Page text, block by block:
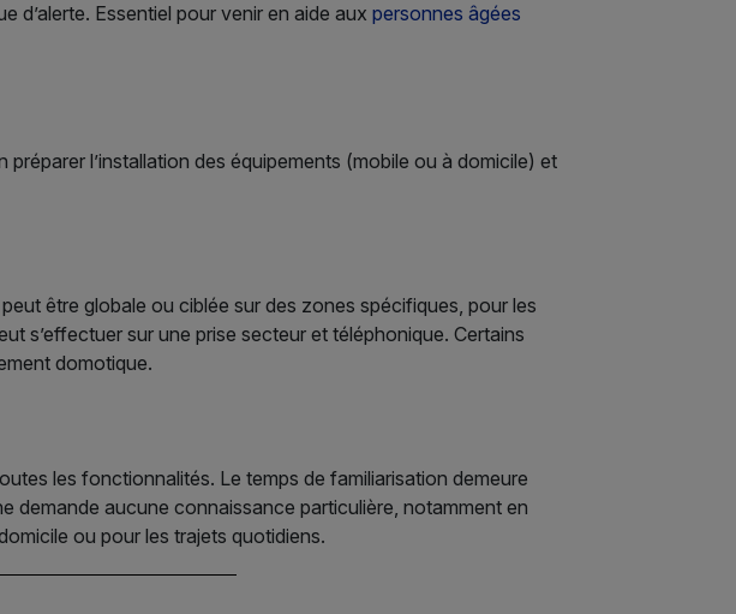
d’alerte. Essentiel pour venir en aide aux personnes âgées
l’installation des équipements (mobile ou à domicile) et
être globale ou ciblée sur des zones spécifiques, pour les
s’effectuer sur une prise secteur et téléphonique. Certains
domotique.
les fonctionnalités. Le temps de familiarisation demeure
demande aucune connaissance particulière, notamment en
ou pour les trajets quotidiens.